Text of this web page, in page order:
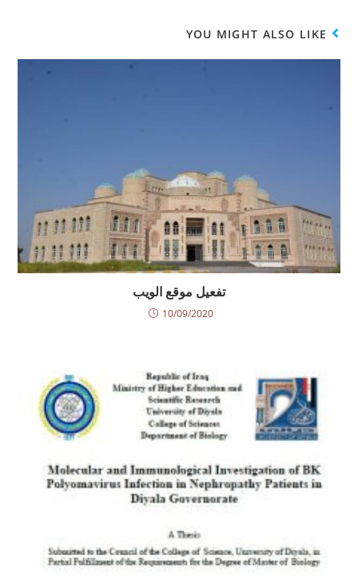
YOU MIGHT ALSO LIKE
تفعيل موقع الويب
10/09/2020